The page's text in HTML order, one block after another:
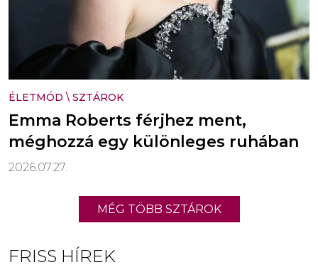
ÉLETMÓD \ SZTÁROK
Emma Roberts férjhez ment,
méghozzá egy különleges ruhában
2026.07.27.
MÉG TÖBB SZTÁROK
FRISS HÍREK